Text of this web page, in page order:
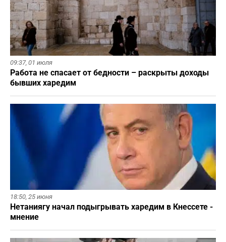
09:37, 01 июля
Работа не спасает от бедности – раскрыты доходы
бывших харедим
18:50, 25 июня
Нетаниягу начал подыгрывать харедим в Кнессете -
мнение